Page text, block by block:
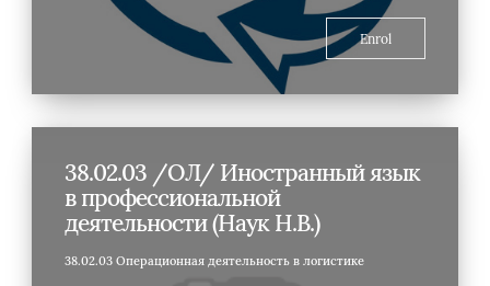
Enrol
38.02.03 /ОЛ/ Иностранный язык
в профессиональной
деятельности (Наук Н.В.)
38.02.03 Операционная деятельность в логистике